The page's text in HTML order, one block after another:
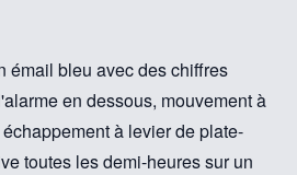
émail bleu avec des chiffres
en dessous, mouvement à
à levier de plate-
toutes les demi-heures sur un